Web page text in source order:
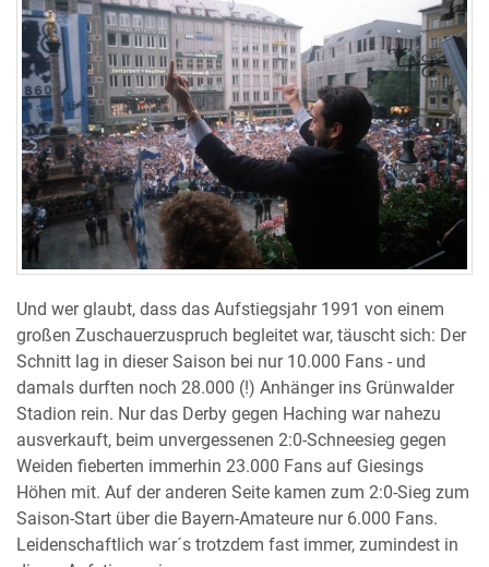
Und wer glaubt, dass das Aufstiegsjahr 1991 von einem
großen Zuschauerzuspruch begleitet war, täuscht sich: Der
Schnitt lag in dieser Saison bei nur 10.000 Fans - und
damals durften noch 28.000 (!) Anhänger ins Grünwalder
Stadion rein. Nur das Derby gegen Haching war nahezu
ausverkauft, beim unvergessenen 2:0-Schneesieg gegen
Weiden fieberten immerhin 23.000 Fans auf Giesings
Höhen mit. Auf der anderen Seite kamen zum 2:0-Sieg zum
Saison-Start über die Bayern-Amateure nur 6.000 Fans.
Leidenschaftlich war´s trotzdem fast immer, zumindest in